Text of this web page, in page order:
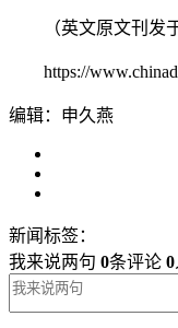
（英文原文刊发于
https://
编辑：申久燕
新闻标签：
我来说两句 0条评论 0